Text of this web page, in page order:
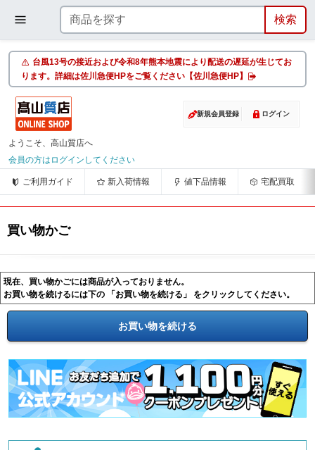
台風13号の接近および令和8年熊本地震により配送の遅延が生じてお
ります。詳細は佐川急便HPをご覧ください【佐川急便HP】
新規会員登録 ログイン
ようこそ、高山質店へ
会員の方はログインしてください
ご利用ガイド 新入荷情報 値下品情報 宅配買取
買い物かご
現在、買い物かごには商品が入っておりません。
お買い物を続けるには下の 「お買い物を続ける」 をクリックしてください。